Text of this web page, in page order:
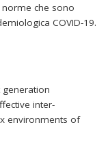
norme che sono
COVID-19.
generation
inter-
environments of